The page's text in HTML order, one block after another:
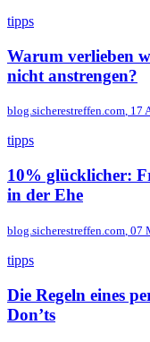
tipps
Warum verlieben
nicht anstrengen?
blog.sicherestreffen.com, 17
tipps
10% glücklicher:
in der Ehe
blog.sicherestreffen.com 07
tipps
Die Regeln eines
Don’ts